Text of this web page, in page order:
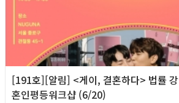
[191호][알림] <게이, 결혼하다> 법률
혼인평등워크샵 (6/20)